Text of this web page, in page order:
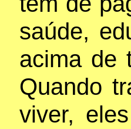
saúde,
acima de
Quando
viver,